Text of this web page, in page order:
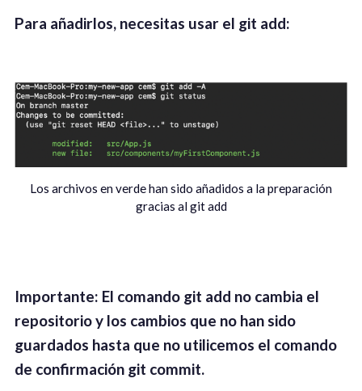
Para añadirlos, necesitas usar el git add:
Los archivos en verde han sido añadidos a la preparación
gracias al git add
Importante: El comando git add no cambia el
repositorio y los cambios que no han sido
guardados hasta que no utilicemos el comando
de confirmación git commit.